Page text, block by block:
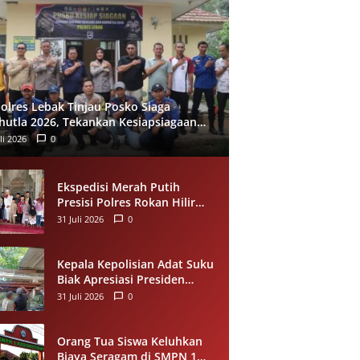
Lebak Tinjau Posko Siaga
2026, Tekankan Kesiapsiagaan
Pencegahan Kebakaran Hutan
2026 0
Ekspedisi Merah Putih
Presisi Polres Rokan Hilir
Salurkan Sedekah Makanan
31 Juli 2026 0
Kepala Kepolisian Adat Suku
Biak Apresiasi Presiden
Prabowo atas Renovasi
31 Juli 2026 0
Orang Tua Siswa Keluhkan
Biaya Seragam di SMPN 1